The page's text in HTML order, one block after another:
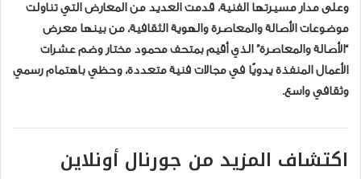
وعلى مدار مسيرتها الفنية، قدمت العديد من المعارض التي تناولت
موضوعات الأصالة والمعاصرة والهوية الثقافية، من بينها معرض
“الأصالة والمعاصرة” الذي أقيم بمتحف محمود مختار وضم عشرات
الأعمال المنفذة يدويًا في مجالات فنية متعددة، وحظي باهتمام رسمي
وثقافي واسع.
اكتشاف المزيد من جورنال أونلاين